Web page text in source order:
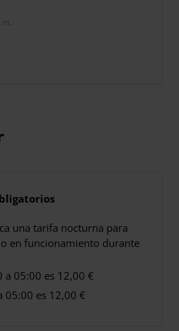
una tarifa nocturna para
en funcionamiento durante
a 05:00 es 12,00 €
05:00 es 12,00 €